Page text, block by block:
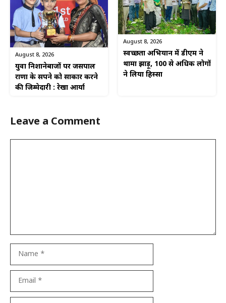
August 8, 2026
युवा निशानेबाजों पर जसपाल
राणा के सपने को साकार करने
की जिम्मेदारी : रेखा आर्या
August 8, 2026
स्वच्छता अभियान में डीएम ने
थामा झाड़ू, 100 से अधिक लोगों
ने लिया हिस्सा
Leave a Comment